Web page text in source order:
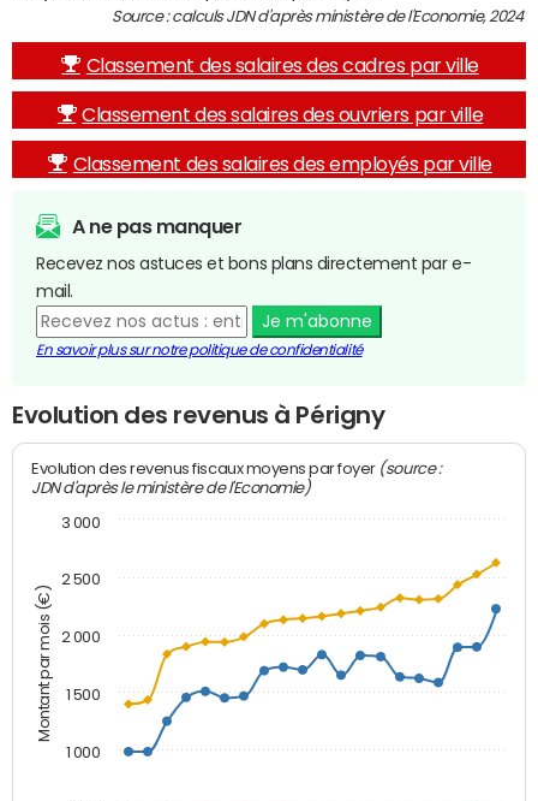
Source : calculs JDN d'après ministère de l'Economie, 2024
Classement des salaires des cadres par ville
Classement des salaires des ouvriers par ville
Classement des salaires des employés par ville
A ne pas manquer
Recevez nos astuces et bons plans directement par e-
mail.
Je m'abonne
En savoir plus sur notre politique de confidentialité
Evolution des revenus à Périgny
Montant par mois (€)
Evolution des revenus fiscaux moyens par foyer (source :
JDN d'après le ministère de l'Economie)
1 000
1 500
2 000
2 500
3 000